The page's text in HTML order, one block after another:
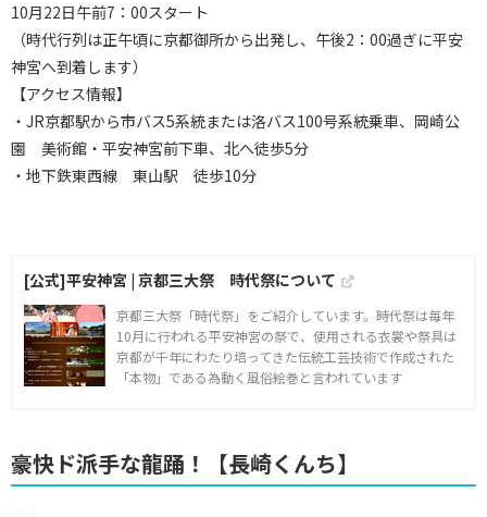
10月22日午前7：00スタート
（時代行列は正午頃に京都御所から出発し、午後2：00過ぎに平安
神宮へ到着します）
【アクセス情報】
・JR京都駅から市バス5系統または洛バス100号系統乗車、岡崎公
園 美術館・平安神宮前下車、北へ徒歩5分
・地下鉄東西線 東山駅 徒歩10分
[公式]平安神宮 | 京都三大祭 時代祭について
京都三大祭「時代祭」をご紹介しています。時代祭は毎年
10月に行われる平安神宮の祭で、使用される衣裳や祭具は
京都が千年にわたり培ってきた伝統工芸技術で作成された
「本物」である為動く風俗絵巻と言われています
豪快ド派手な龍踊！【長崎くんち】